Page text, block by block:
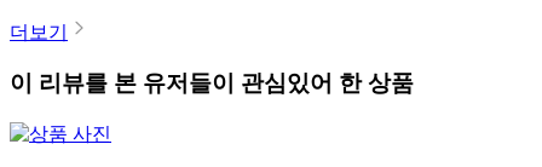
더보기
이 리뷰를 본 유저들이 관심있어 한 상품